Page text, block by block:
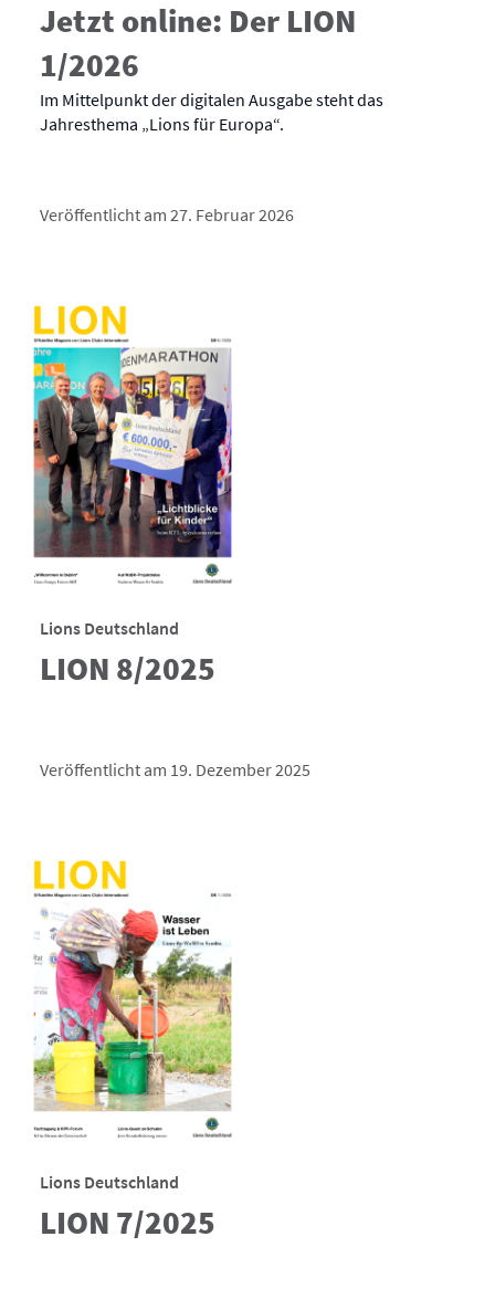
Jetzt online: Der LION
1/2026
Im Mittelpunkt der digitalen Ausgabe steht das
Jahresthema „Lions für Europa“.
Veröffentlicht am 27. Februar 2026
Lions Deutschland
LION 8/2025
Veröffentlicht am 19. Dezember 2025
Lions Deutschland
LION 7/2025